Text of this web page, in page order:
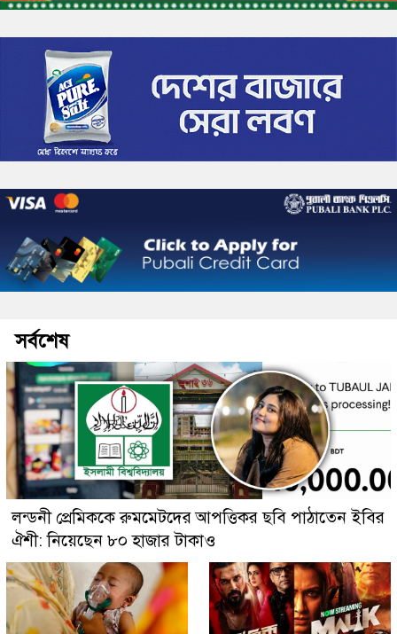
সর্বশেষ
লন্ডনী প্রেমিককে রুমমেটদের আপত্তিকর ছবি পাঠাতেন ইবির
ঐশী: নিয়েছেন ৮০ হাজার টাকাও